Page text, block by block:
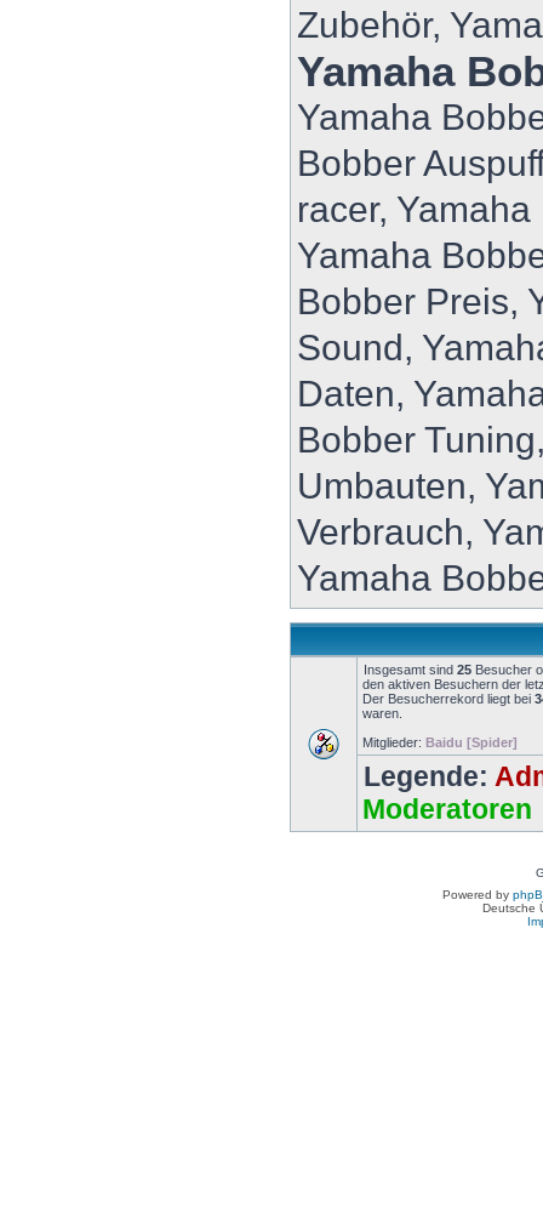
Zubehör,
Yamaha
Yamaha
Bobber
racer,
Yamaha
Bobber Preis,
Sound,
Daten,
Bobber
Umbauten,
Verbrauch,
Yamaha
Insgesamt sind 25 Besucher
den aktiven Besuchern der
Der Besucherrekord liegt bei
waren.
Mitglieder: Baidu [Spider]
Legende:
Moderatoren
Powered by
Deutsche